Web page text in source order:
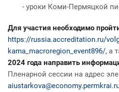
- уроки Коми-Пермяцкой
Для участия необходимо
https://russia.accreditation.ru/
kama_macroregion_event896/, а
2024 года направить
Пленарной сессии на адрес